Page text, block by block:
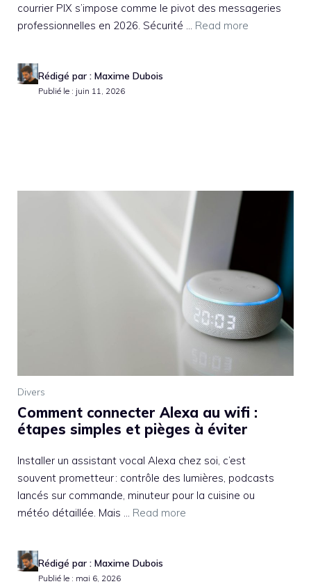
courrier PIX s’impose comme le pivot des messageries
professionnelles en 2026. Sécurité ... Read more
Rédigé par : Maxime Dubois
Publié le : juin 11, 2026
Divers
Comment connecter Alexa au wifi :
étapes simples et pièges à éviter
Installer un assistant vocal Alexa chez soi, c’est
souvent prometteur : contrôle des lumières, podcasts
lancés sur commande, minuteur pour la cuisine ou
météo détaillée. Mais ... Read more
Rédigé par : Maxime Dubois
Publié le : mai 6, 2026